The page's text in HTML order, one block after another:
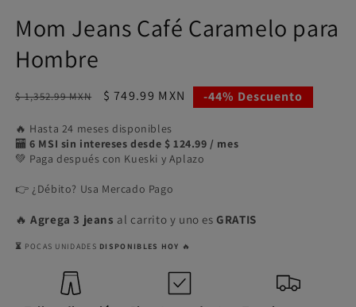
Mom Jeans Café Caramelo para
Hombre
Precio
$ 1,352.99 MXN
Precio
oferta
$ 749.99 MXN -44% Descuento
🔥 Hasta 24 meses disponibles
🏧6 MSI sin intereses desde $ 124.99 / mes
💚 Paga después con Kueski y Aplazo
👉 ¿Débito? Usa Mercado Pago
🔥 Agrega 3 jeans al carrito y uno es GRATIS
⏳ POCAS UNIDADES DISPONIBLES HOY 🔥